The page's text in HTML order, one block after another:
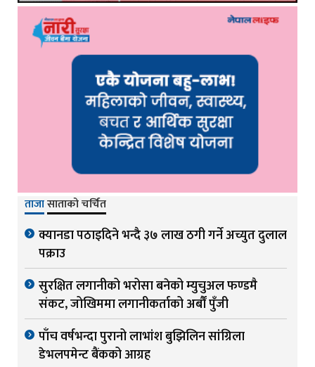
ताजासाताको चर्चित
क्यानडा पठाइदिने भन्दै ३७ लाख ठगी गर्ने अच्युत दुलाल
पक्राउ
सुरक्षित लगानीको भरोसा बनेको म्युचुअल फण्डमै
संकट, जोखिममा लगानीकर्ताको अर्बौं पुँजी
पाँच वर्षभन्दा पुरानो लाभांश बुझिलिन सांग्रिला
डेभलपमेन्ट बैंकको आग्रह